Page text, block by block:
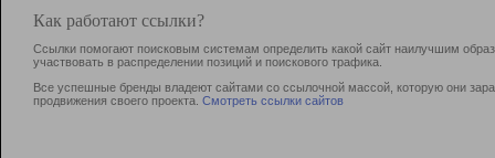
Как работают ссылки?
Ссылки помогают поисковым системам определить какой сайт наилучшим
участвовать в раcпределении позиций и поискового трафика.
Все успешные бренды владеют сайтами со ссылочной массой, которую они
продвижения своего проекта. Смотреть ссылки сайтов